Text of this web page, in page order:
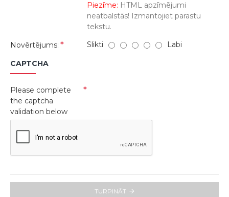
Piezīme: HTML apzīmējumi
neatbalstās! Izmantojiet parastu
tekstu.
Novērtējums:
Slikti Labi
CAPTCHA
Please complete
the captcha
validation below
TURPINĀT